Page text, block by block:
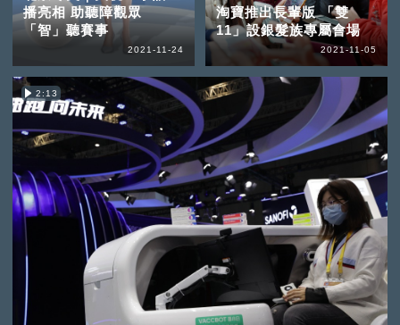
播亮相 助聽障觀眾
「智」聽賽事
2021-11-24
2:13
淘寶推出長輩版 「雙
11」設銀髮族專屬會場
2021-11-05